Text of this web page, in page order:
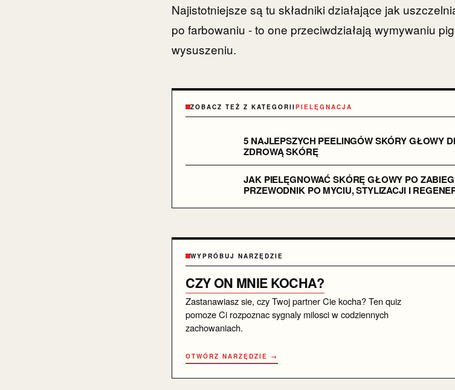
Najistotniejsze są tu składniki działające jak
po farbowaniu - to one przeciwdziałają wymywaniu
wysuszeniu.
ZOBACZ TEŻ Z KATEGORIIPIELĘGNACJA
5 NAJLEPSZYCH PEELINGÓW SKÓRY GŁOWY
ZDROWĄ SKÓRĘ
JAK PIELĘGNOWAĆ SKÓRĘ GŁOWY PO
PRZEWODNIK PO MYCIU, STYLIZACJI I
WYPRÓBUJ NARZĘDZIE
CZY ON MNIE KOCHA?
Zastanawiasz sie, czy Twoj partner Cie kocha? Ten quiz
pomoze Ci rozpoznac sygnaly milosci w codziennych
zachowaniach.
OTWÓRZ NARZĘDZIE →